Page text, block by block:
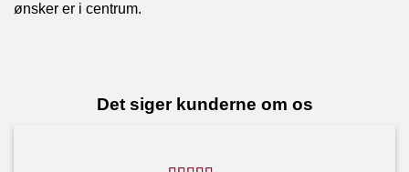
ønsker er i centrum.
Det siger kunderne om os